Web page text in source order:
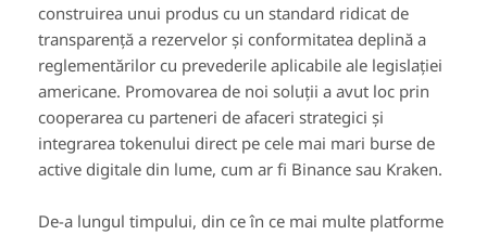
construirea unui produs cu un standard ridicat de
transparență a rezervelor și conformitatea deplină a
reglementărilor cu prevederile aplicabile ale legislației
americane. Promovarea de noi soluții a avut loc prin
cooperarea cu parteneri de afaceri strategici și
integrarea tokenului direct pe cele mai mari burse de
active digitale din lume, cum ar fi Binance sau Kraken.
De-a lungul timpului, din ce în ce mai multe platforme